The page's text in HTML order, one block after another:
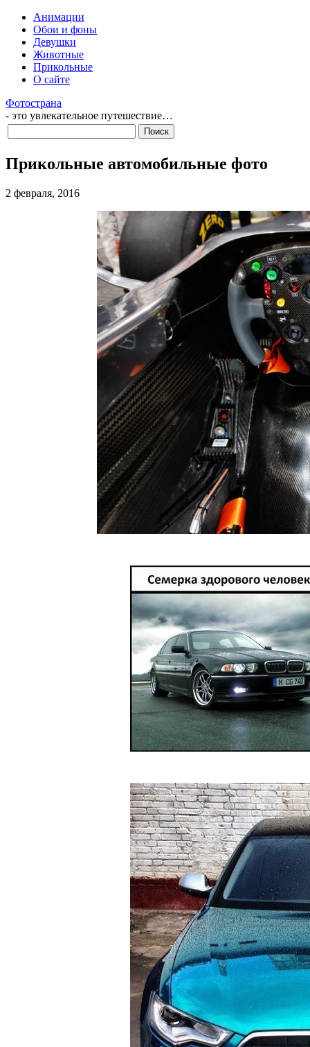
Анимации
Обои и фоны
Девушки
Животные
Прикольные
О сайте
Фотострана
- это увлекательное путешествие…
Прикольные автомобильные фото
2 февраля, 2016